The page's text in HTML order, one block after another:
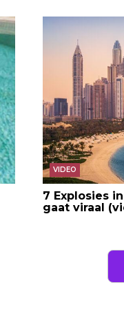
VIDEO
7 Explosies
gaat viraal